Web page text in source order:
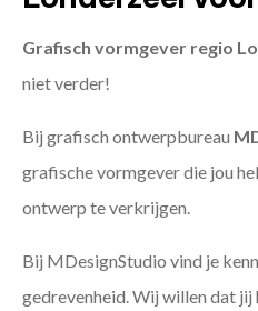
Grafisch vormgever regio
niet verder!
Bij grafisch ontwerpbureau
grafische vormgever die jou
ontwerp te verkrijgen.
Bij MDesignStudio vind je
gedrevenheid. Wij willen dat jij